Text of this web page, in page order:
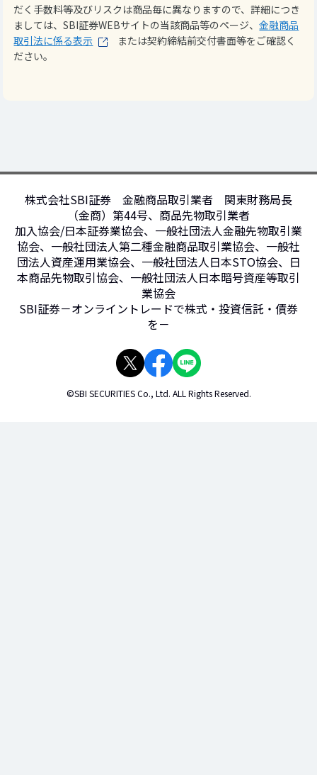
だく手数料等及びリスクは商品毎に異なりますので、詳細につき
ましては、SBI証券WEBサイトの当該商品等のページ、金融商品
取引法に係る表示
または契約締結前交付書面等をご確認く
ださい。
株式会社SBI証券 金融商品取引業者 関東財務局長
（金商）第44号、商品先物取引業者
加入協会/日本証券業協会、一般社団法人金融先物取引業
協会、一般社団法人第二種金融商品取引業協会、一般社
団法人資産運用業協会、一般社団法人日本STO協会、日
本商品先物取引協会、一般社団法人日本暗号資産等取引
業協会
SBI証券－オンライントレードで株式・投資信託・債券
を－
©SBI SECURITIES Co., Ltd. ALL Rights Reserved.